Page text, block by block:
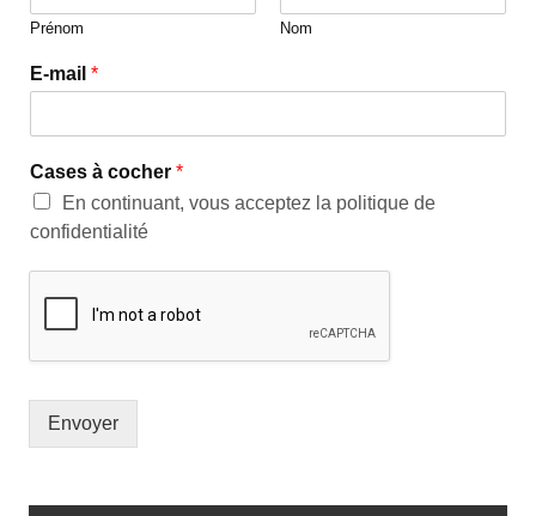
Prénom Nom
E-mail *
Cases à cocher *
En continuant, vous acceptez la politique de
confidentialité
Envoyer